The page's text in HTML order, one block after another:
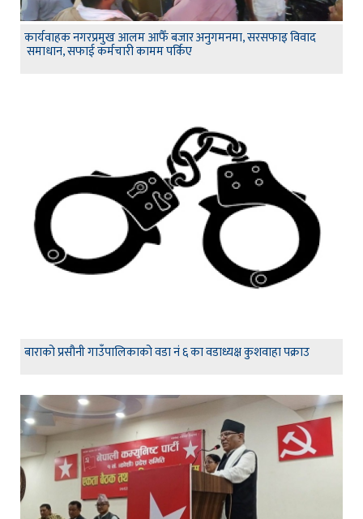
कार्यवाहक नगरप्रमुख आलम आफैँ बजार अनुगमनमा, सरसफाइ विवाद
समाधान, सफाई कर्मचारी कामम पर्किए
बाराको प्रसौनी गाउँपालिकाको वडा नं ६ का वडाध्यक्ष कुशवाहा पक्राउ